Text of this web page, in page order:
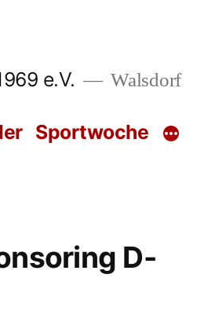
e.V.
Walsdorf
Sportwoche
D-